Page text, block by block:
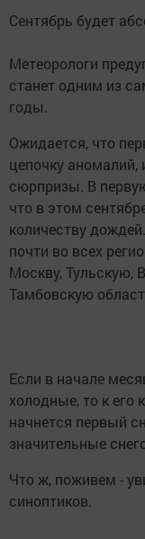
Сентябрь будет
Метеорологи
станет одним из
годы.
Ожидается, что
цепочку
сюрпризы. В
что в этом
количеству
почти во всех
Москву, Тульскую,
Тамбовскую
Если в начале
холодные, то к его
начнется первый
значительные
Что ж, поживем -
синоптиков.